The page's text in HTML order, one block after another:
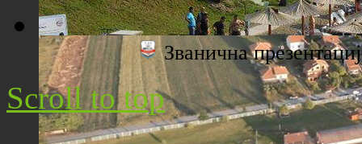
Плажа "Топољар" - Поглед са торња
Званична
Scroll to top